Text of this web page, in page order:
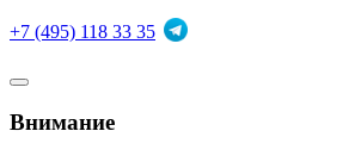
+7 (495) 118 33 35
Внимание